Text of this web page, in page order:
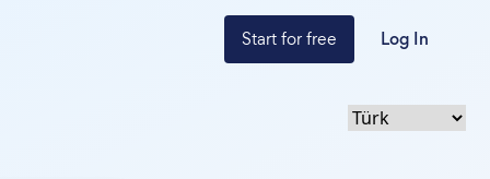
Start for free Log In